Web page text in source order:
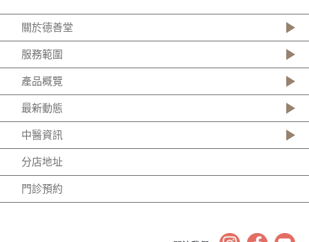
關於德善堂
服務範圍
產品概覽
最新動態
中醫資訊
分店地址
門診預約